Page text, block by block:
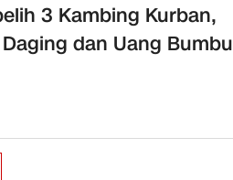
3 Kambing Kurban,
dan Uang Bumbu